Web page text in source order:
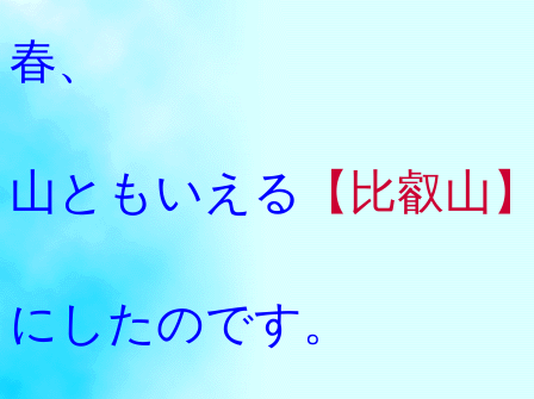
春、
当時の
山ともいえる
【比叡山
登山さ
にしたのです。